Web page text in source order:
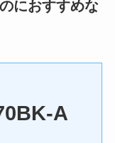
におすすめな
A